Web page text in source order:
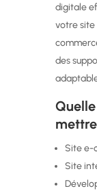
digitale
votre
des
Site e-
Site